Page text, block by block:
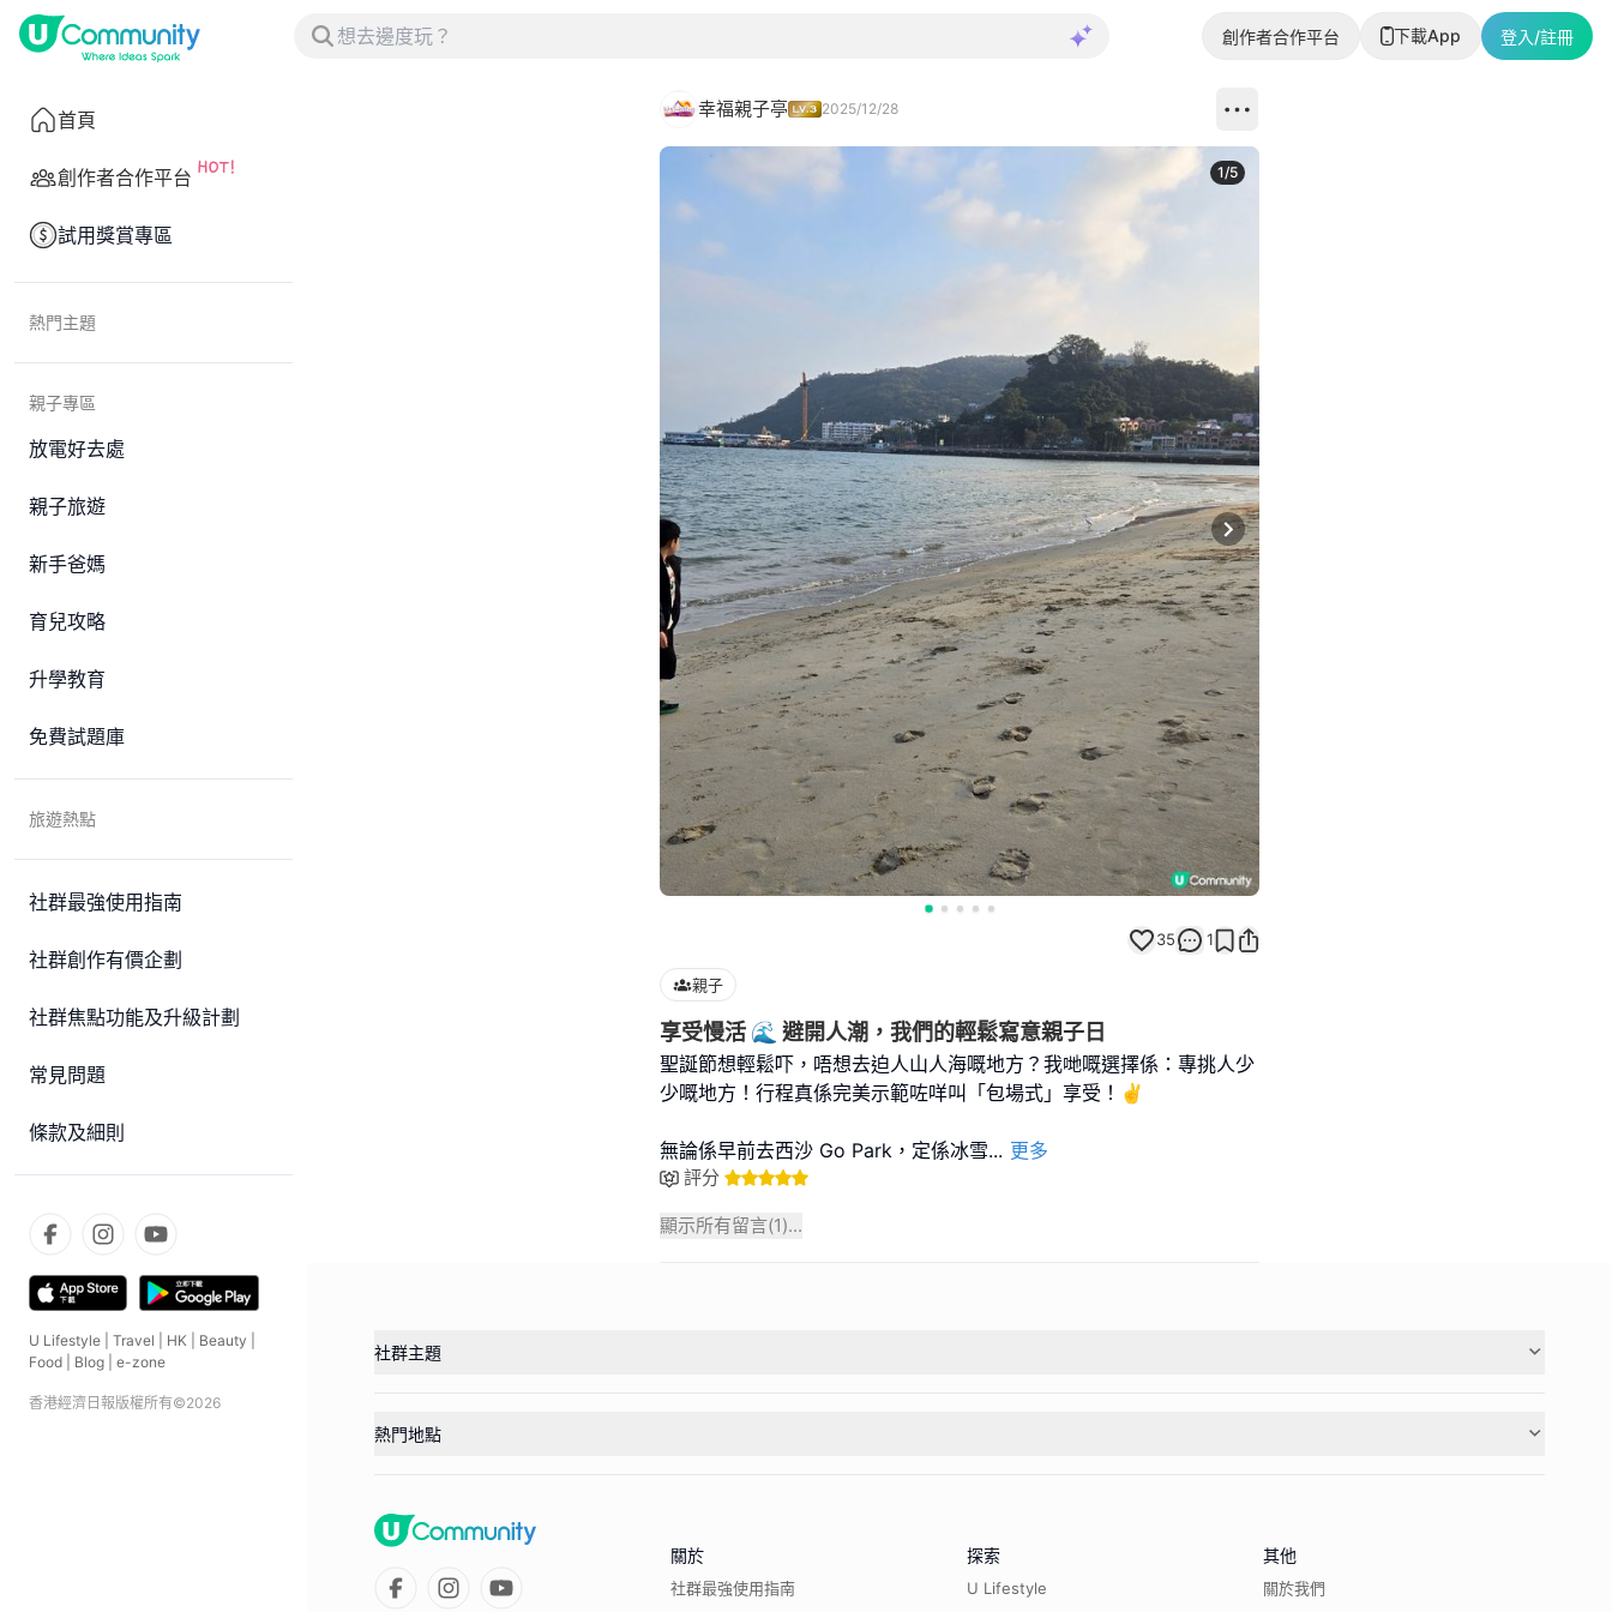
創作者合作平台 下載App 登入/註冊
首頁
創作者合作平台
試用獎賞專區
熱門主題
親子專區
放電好去處
親子旅遊
新手爸媽
育兒攻略
升學教育
免費試題庫
旅遊熱點
社群最強使用指南
社群創作有價企劃
社群焦點功能及升級計劃
常見問題
條款及細則
U Lifestyle Travel HK Beauty
Food
Blog e-zone
香港經濟日報版權所有©2026
幸福親子亭 2025/12/28
Next slide
1/5
35 1
親子
享受慢活 🌊 避開人潮，我們的輕鬆寫意親子日
聖誕節想輕鬆吓，唔想去迫人山人海嘅地方？我哋嘅選擇係：專挑人少
少嘅地方！行程真係完美示範咗咩叫「包場式」享受！✌️
無論係早前去西沙 Go Park，定係冰雪... 更多
評分
顯示所有留言(1)...
社群主題
熱門地點
關於
社群最強使用指南
探索
U Lifestyle
其他
關於我們